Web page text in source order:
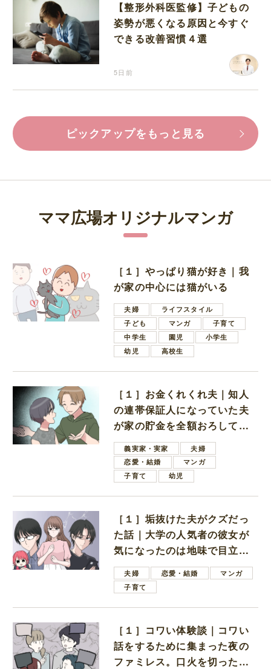
【整形外科医監修】子どもの
姿勢が悪くなる原因と今すぐ
できる改善習慣４選
5日前
ピックアップをもっと見る
ママ広場オリジナルマンガ
［１］やっぱり猫が好き｜我
が家の中心には猫がいる
夫婦
ライフスタイル
子ども
マンガ
子育て
中学生
園児
小学生
幼児
高校生
［１］お金くれくれ夫｜知人
の連帯保証人になっていた夫
が家の貯金を全額おろしてほ
しいと言ってきた
義実家・実家
夫婦
恋愛・結婚
マンガ
子育て
幼児
［１］垢抜けた夫がクズだっ
た話｜大学の人気者の彼女が
気になったのは地味で目立た
ない男子学生
夫婦 恋愛・結婚
マンガ
子育て
［１］コワい体験談｜コワい
話をするために集まった夜の
ファミレス。口火を切ったの